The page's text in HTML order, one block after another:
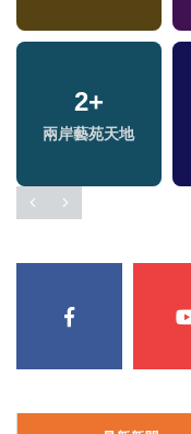
2+
兩岸藝苑天地